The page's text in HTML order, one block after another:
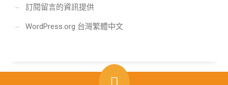
訂閱留言的資訊提供
WordPress.org 台灣繁體中文